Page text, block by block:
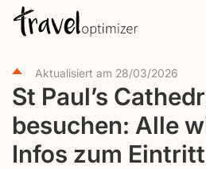
Aktualisiert am 28/03/2026
St Paul’s
besuchen: Alle
Infos zum Eintritt